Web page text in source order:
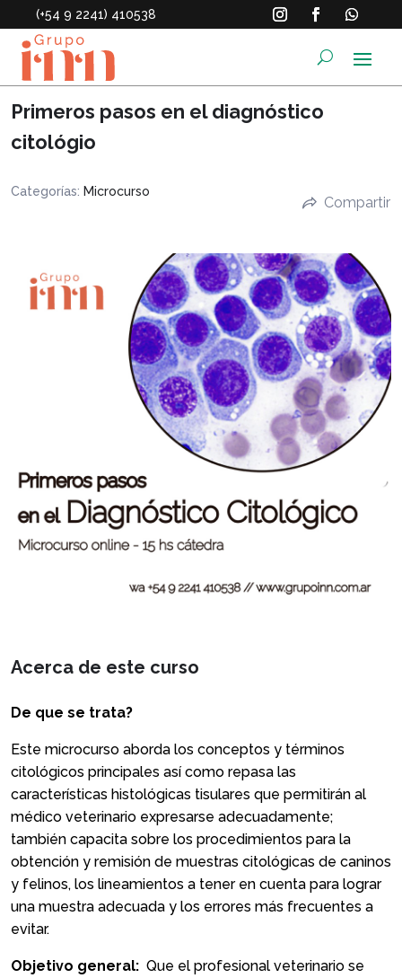
(+54 9 2241) 410538
Primeros pasos en el diagnóstico
citológio
Categorías: Microcurso
Compartir
Acerca de este curso
De que se trata?
Este microcurso aborda los conceptos y términos
citológicos principales así como repasa las
características histológicas tisulares que permitirán al
médico veterinario expresarse adecuadamente;
también capacita sobre los procedimientos para la
obtención y remisión de muestras citológicas de caninos
y felinos, los lineamientos a tener en cuenta para lograr
una muestra adecuada y los errores más frecuentes a
evitar.
Objetivo general: Que el profesional veterinario se